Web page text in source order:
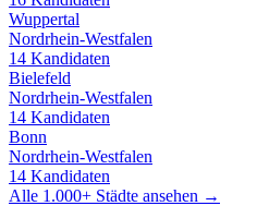
Wuppertal
Nordrhein-Westfalen
14 Kandidaten
Bielefeld
Nordrhein-Westfalen
14 Kandidaten
Bonn
Nordrhein-Westfalen
14 Kandidaten
Alle 1.000+ Städte ansehen →